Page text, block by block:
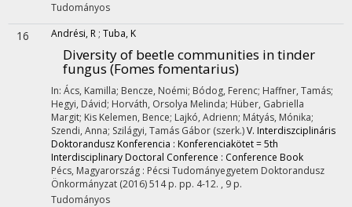
Tudományos
16 Andrési, R ; Tuba, K
Diversity of beetle communities in tinder
fungus (Fomes fomentarius)
In: Ács, Kamilla; Bencze, Noémi; Bódog, Ferenc; Haffner, Tamás;
Hegyi, Dávid; Horváth, Orsolya Melinda; Hüber, Gabriella
Margit; Kis Kelemen, Bence; Lajkó, Adrienn; Mátyás, Mónika;
Szendi, Anna; Szilágyi, Tamás Gábor (szerk.)V. Interdiszciplináris
Doktorandusz Konferencia : Konferenciakötet = 5th
Interdisciplinary Doctoral Conference : Conference Book
Pécs, Magyarország : Pécsi Tudományegyetem Doktorandusz
Önkormányzat (2016)514 p. pp. 4-12. , 9 p.
Tudományos